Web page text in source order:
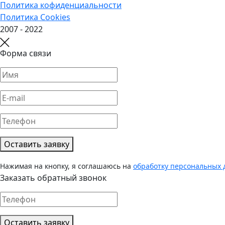
Политика кофиденциальности
Политика Cookies
2007 - 2022
Форма связи
Оставить заявку
Нажимая на кнопку, я соглашаюсь на обработку персональных
Заказать обратный звонок
Оставить заявку